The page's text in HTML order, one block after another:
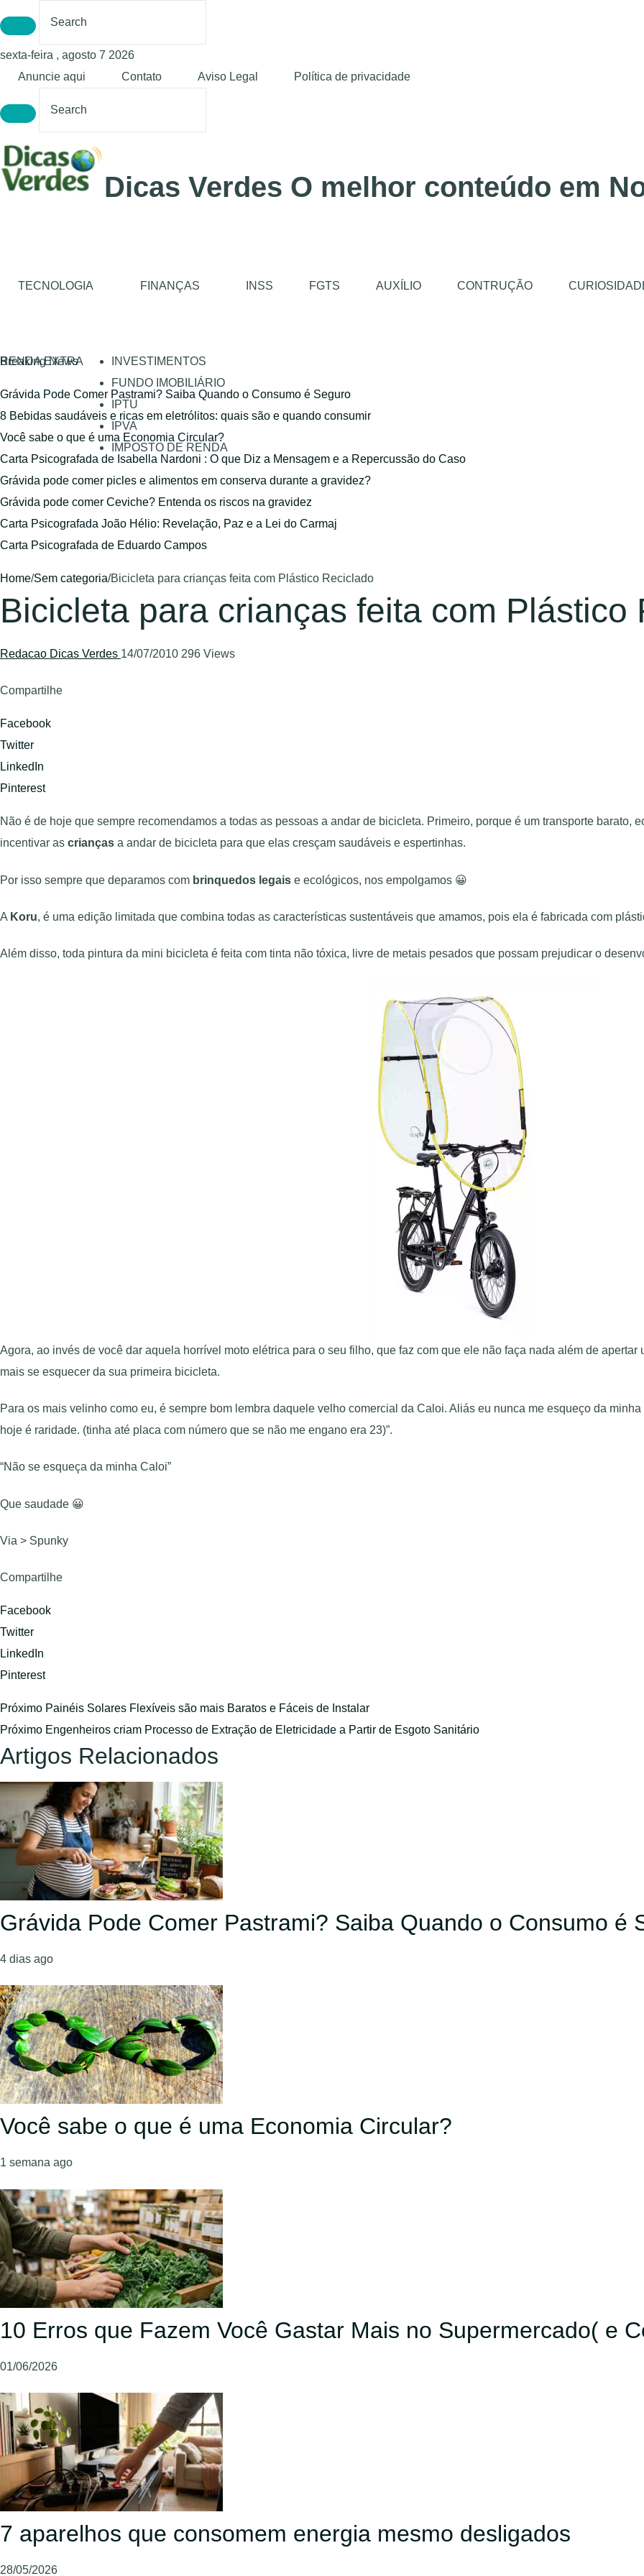
sexta-feira , agosto 7 2026
Anuncie aqui
Contato Aviso Legal Política de privacidade
Dicas Verdes O melhor conteúdo em
TECNOLOGIA
RENDA EXTRA
FINANÇAS
INVESTIMENTOS
FUNDO IMOBILIÁRIO
IPTU
IPVA
IMPOSTO DE RENDA
INSS FGTS AUXÍLIO CONTRUÇÃO
Breaking News
Grávida Pode Comer Pastrami? Saiba Quando o Consumo é Seguro
8 Bebidas saudáveis e ricas em eletrólitos: quais são e quando consumir
Você sabe o que é uma Economia Circular?
Carta Psicografada de Isabella Nardoni : O que Diz a Mensagem e a Repercussão do Caso
Grávida pode comer picles e alimentos em conserva durante a gravidez?
Grávida pode comer Ceviche? Entenda os riscos na gravidez
Carta Psicografada João Hélio: Revelação, Paz e a Lei do Carmaj
Carta Psicografada de Eduardo Campos
Home/Sem categoria/Bicicleta para crianças feita com Plástico Reciclado
Bicicleta para crianças feita com Plástico
Redacao Dicas Verdes 14/07/2010 296 Views
Compartilhe
Facebook
Twitter
LinkedIn
Pinterest
Não é de hoje que sempre recomendamos a todas as pessoas a andar de bicicleta. Primeiro, porque é um transporte barato,
incentivar as crianças a andar de bicicleta para que elas cresçam saudáveis e espertinhas.
Por isso sempre que deparamos com brinquedos legais e ecológicos, nos empolgamos 😀
A Koru, é uma edição limitada que combina todas as características sustentáveis que amamos, pois ela é fabricada com
Além disso, toda pintura da mini bicicleta é feita com tinta não tóxica, livre de metais pesados que possam prejudicar o
Agora, ao invés de você dar aquela horrível moto elétrica para o seu filho, que faz com que ele não faça nada além de apertar
mais se esquecer da sua primeira bicicleta.
Para os mais velinho como eu, é sempre bom lembra daquele velho comercial da Caloi. Aliás eu nunca me esqueço da minha
hoje é raridade. (tinha até placa com número que se não me engano era 23)”.
“Não se esqueça da minha Caloi”
Que saudade 😀
Via > Spunky
Compartilhe
Facebook
Twitter
LinkedIn
Pinterest
Próximo Painéis Solares Flexíveis são mais Baratos e Fáceis de Instalar
Próximo Engenheiros criam Processo de Extração de Eletricidade a Partir de Esgoto Sanitário
Artigos Relacionados
Grávida Pode Comer Pastrami? Saiba Quando o Consumo é
4 dias ago
Você sabe o que é uma Economia Circular?
1 semana ago
10 Erros que Fazem Você Gastar Mais no Supermercado( e
01/06/2026
7 aparelhos que consomem energia mesmo desligados
28/05/2026